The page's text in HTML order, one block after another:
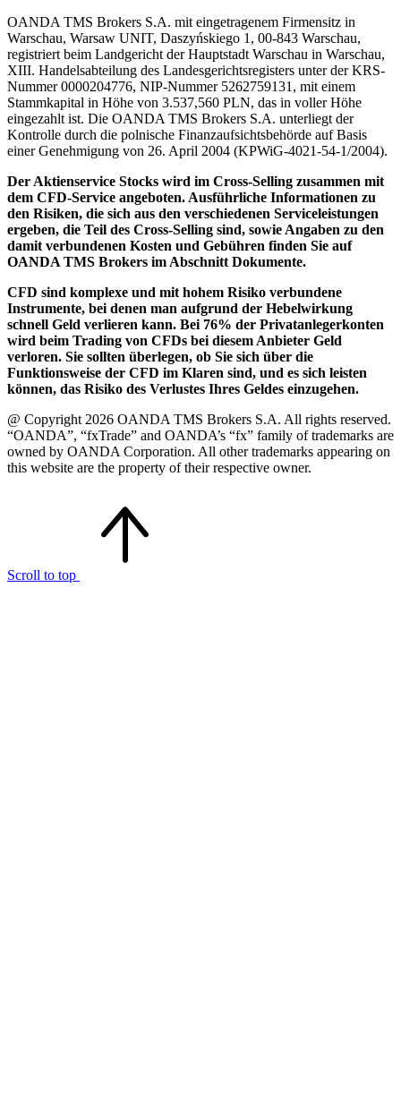
OANDA TMS Brokers S.A. mit eingetragenem Firmensitz in
Warschau, Warsaw UNIT, Daszyńskiego 1, 00-843 Warschau,
registriert beim Landgericht der Hauptstadt Warschau in Warschau,
XIII. Handelsabteilung des Landesgerichtsregisters unter der KRS-
Nummer 0000204776, NIP-Nummer 5262759131, mit einem
Stammkapital in Höhe von 3.537,560 PLN, das in voller Höhe
eingezahlt ist. Die OANDA TMS Brokers S.A. unterliegt der
Kontrolle durch die polnische Finanzaufsichtsbehörde auf Basis
einer Genehmigung von 26. April 2004 (KPWiG-4021-54-1/2004).
Der Aktienservice Stocks wird im Cross-Selling zusammen mit
dem CFD-Service angeboten. Ausführliche Informationen zu
den Risiken, die sich aus den verschiedenen Serviceleistungen
ergeben, die Teil des Cross-Selling sind, sowie Angaben zu den
damit verbundenen Kosten und Gebühren finden Sie auf
OANDA TMS Brokers im Abschnitt Dokumente.
CFD sind komplexe und mit hohem Risiko verbundene
Instrumente, bei denen man aufgrund der Hebelwirkung
schnell Geld verlieren kann. Bei 76% der Privatanlegerkonten
wird beim Trading von CFDs bei diesem Anbieter Geld
verloren. Sie sollten überlegen, ob Sie sich über die
Funktionsweise der CFD im Klaren sind, und es sich leisten
können, das Risiko des Verlustes Ihres Geldes einzugehen.
@ Copyright 2026 OANDA TMS Brokers S.A. All rights reserved.
“OANDA”, “fxTrade” and OANDA’s “fx” family of trademarks are
owned by OANDA Corporation. All other trademarks appearing on
this website are the property of their respective owner.
Scroll to top